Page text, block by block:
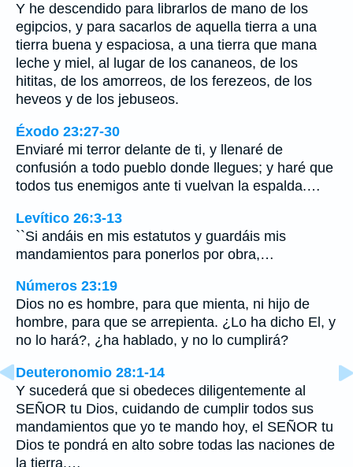
Y he descendido para librarlos de mano de los
egipcios, y para sacarlos de aquella tierra a una
tierra buena y espaciosa, a una tierra que mana
leche y miel, al lugar de los cananeos, de los
hititas, de los amorreos, de los ferezeos, de los
heveos y de los jebuseos.
Éxodo 23:27-30
Enviaré mi terror delante de ti, y llenaré de
confusión a todo pueblo donde llegues; y haré que
todos tus enemigos ante ti vuelvan la espalda.…
Levítico 26:3-13
``Si andáis en mis estatutos y guardáis mis
mandamientos para ponerlos por obra,…
Números 23:19
Dios no es hombre, para que mienta, ni hijo de
hombre, para que se arrepienta. ¿Lo ha dicho El, y
no lo hará?, ¿ha hablado, y no lo cumplirá?
Deuteronomio 28:1-14
Y sucederá que si obedeces diligentemente al
SEÑOR tu Dios, cuidando de cumplir todos sus
mandamientos que yo te mando hoy, el SEÑOR tu
Dios te pondrá en alto sobre todas las naciones de
la tierra.…